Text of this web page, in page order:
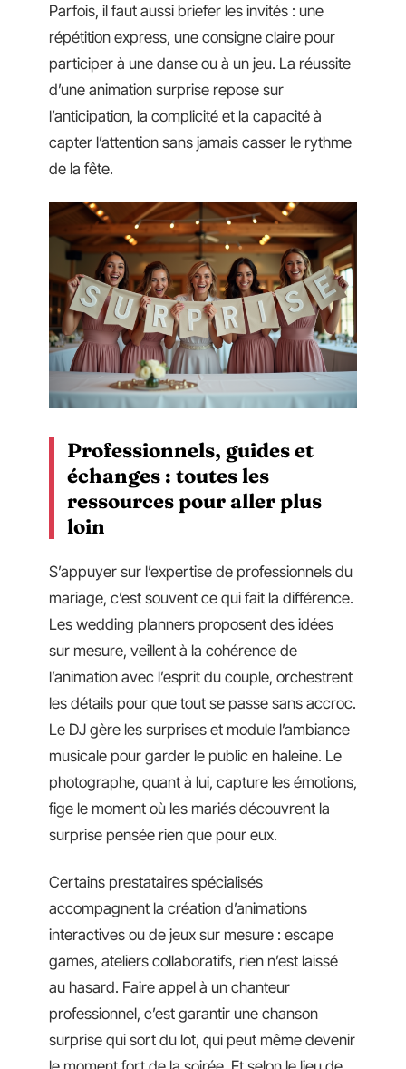
Parfois, il faut aussi briefer les invités : une
répétition express, une consigne claire pour
participer à une danse ou à un jeu. La réussite
d’une animation surprise repose sur
l’anticipation, la complicité et la capacité à
capter l’attention sans jamais casser le rythme
de la fête.
Professionnels, guides et
échanges : toutes les
ressources pour aller plus
loin
S’appuyer sur l’expertise de professionnels du
mariage, c’est souvent ce qui fait la différence.
Les wedding planners proposent des idées
sur mesure, veillent à la cohérence de
l’animation avec l’esprit du couple, orchestrent
les détails pour que tout se passe sans accroc.
Le DJ gère les surprises et module l’ambiance
musicale pour garder le public en haleine. Le
photographe, quant à lui, capture les émotions,
fige le moment où les mariés découvrent la
surprise pensée rien que pour eux.
Certains prestataires spécialisés
accompagnent la création d’animations
interactives ou de jeux sur mesure : escape
games, ateliers collaboratifs, rien n’est laissé
au hasard. Faire appel à un chanteur
professionnel, c’est garantir une chanson
surprise qui sort du lot, qui peut même devenir